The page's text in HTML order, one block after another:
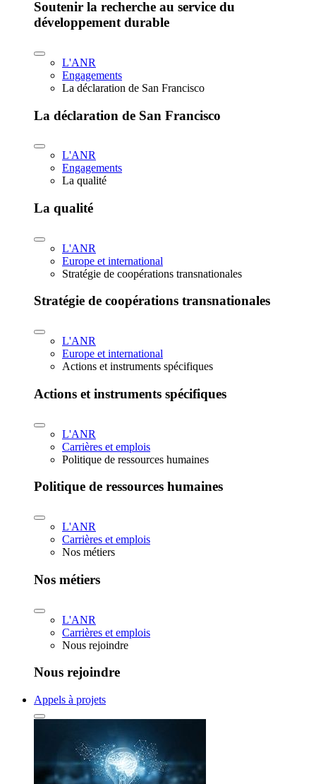
Soutenir la recherche au service du
développement durable
L'ANR
Engagements
La déclaration de San Francisco
La déclaration de San Francisco
L'ANR
Engagements
La qualité
La qualité
L'ANR
Europe et international
Stratégie de coopérations transnationales
Stratégie de coopérations transnationales
L'ANR
Europe et international
Actions et instruments spécifiques
Actions et instruments spécifiques
L'ANR
Carrières et emplois
Politique de ressources humaines
Politique de ressources humaines
L'ANR
Carrières et emplois
Nos métiers
Nos métiers
L'ANR
Carrières et emplois
Nous rejoindre
Nous rejoindre
Appels à projets